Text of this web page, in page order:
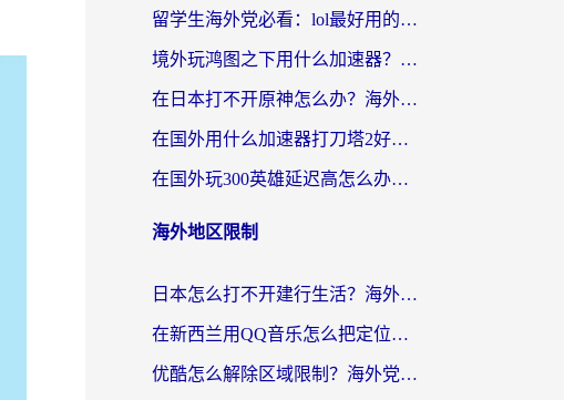
留学生海外党必看：lol最好用的加速器怎么选？附一梦江湖、神鬼传奇加速攻略
境外玩鸿图之下用什么加速器？海外玩家必看的国服游戏加速全攻略
在日本打不开原神怎么办？海外党亲测有效的国服游戏加速指南
在国外用什么加速器打刀塔2好？海外党国服游戏加速避坑指南
在国外玩300英雄延迟高怎么办？海外玩家亲测有效的加速器选择指南
海外地区限制
日本怎么打不开建行生活？海外党必藏的回国加速指南（含丹麦国外影音问题破解）
在新西兰用QQ音乐怎么把定位修改到中国国内？海外党听歌追剧的实用指南
优酷怎么解除区域限制？海外党亲测有效的回国加速器选择指南